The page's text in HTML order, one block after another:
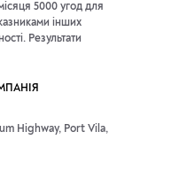
5000 угод для
інших
Результати
Highway, Port Vila,